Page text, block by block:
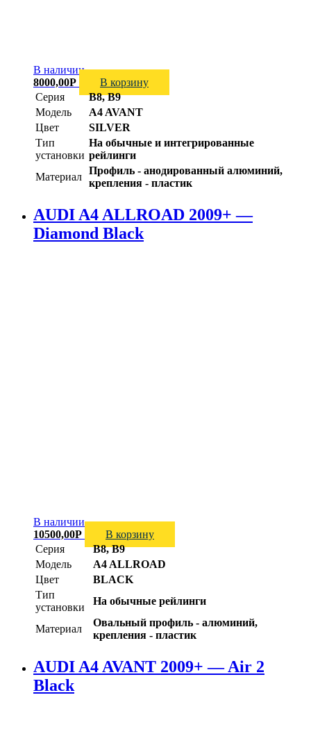
В наличии
8000,00Р
В корзину
Серия
B8, B9
Модель
A4 AVANT
Цвет
SILVER
Тип
установки
На обычные и интегрированные
рейлинги
Материал
Профиль - анодированный алюминий,
крепления - пластик
AUDI A4 ALLROAD 2009+ —
Diamond Black
В наличии
10500,00Р
В корзину
Серия
B8, B9
Модель
A4 ALLROAD
Цвет
BLACK
Тип
установки
На обычные рейлинги
Материал
Овальный профиль - алюминий,
крепления - пластик
AUDI A4 AVANT 2009+ — Air 2
Black